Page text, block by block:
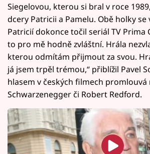
Siegelovou, kterou si bral v roce
dcery Patricii a Pamelu. Obě holky se
Patricií dokonce točil seriál TV Prima
to pro mě hodně zvláštní. Hrála
kterou odmítám přijmout za svou.
já jsem trpěl trémou,“ přiblížil Pavel
hlasem v českých filmech
Schwarzenegger či Robert Redford.